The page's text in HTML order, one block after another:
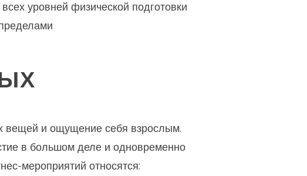
уровней физической подготовки
вещей и ощущение себя взрослым.
в большом деле и одновременно
мероприятий относятся: